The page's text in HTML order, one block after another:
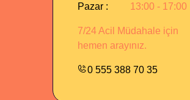
Pazar : 13:00 - 17:00
7/24 Acil Müdahale için
hemen arayınız.
0 555 388 70 35